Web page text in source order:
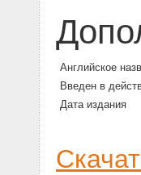
Английское
Введен в
Дата издания